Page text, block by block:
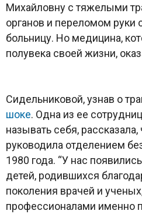
Михайловну с тяжелыми
органов и переломом руки
больницу. Но медицина,
полувека своей жизни,
Сидельниковой, узнав о
шоке. Одна из ее
называть себя,
руководила отделением
1980 года. “У нас
детей, родившихся
поколения врачей и
профессионалами именно